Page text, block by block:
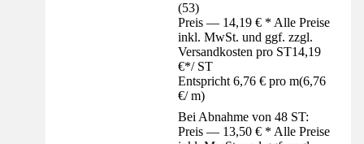
(53)
Preis — 14,19 € * Alle Preise
inkl. MwSt. und ggf. zzgl.
Versandkosten pro ST14,19
€*/ ST
Entspricht 6,76 € pro m(6,76
€/ m)
Bei Abnahme von 48 ST:
Preis — 13,50 € * Alle Preise